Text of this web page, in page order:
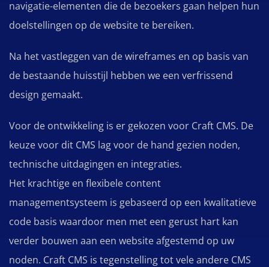
navigatie-elementen die de bezoekers gaan helpen hun
doelstellingen op de website te bereiken.
Na het vastleggen van de wireframes en op basis van
de bestaande huisstijl hebben we een verfrissend
design gemaakt.
Voor de ontwikkeling is er gekozen voor Craft CMS. De
keuze voor dit CMS lag voor de hand gezien noden,
technische uitdagingen en integraties.
Het krachtige en flexibele content
managementsysteem is gebaseerd op een kwalitatieve
code basis waardoor men met een gerust hart kan
verder bouwen aan een website afgestemd op uw
noden. Craft CMS is tegenstelling tot vele andere CMS